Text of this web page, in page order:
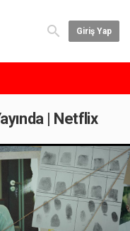
Giriş Yap
| Netflix